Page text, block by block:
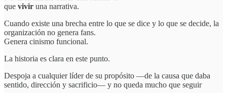
que vivir una narrativa.
Cuando existe una brecha entre lo que se dice y lo que se decide, la
organización no genera fans.
Genera cinismo funcional.
La historia es clara en este punto.
Despoja a cualquier líder de su propósito —de la causa que daba
sentido, dirección y sacrificio— y no queda mucho que seguir